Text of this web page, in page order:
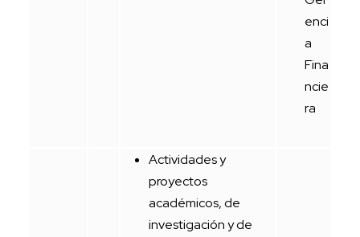
enci
a
Fina
ncie
ra
Actividades y
proyectos
académicos, de
investigación y de